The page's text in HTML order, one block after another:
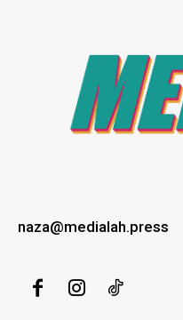
naza@medialah.press